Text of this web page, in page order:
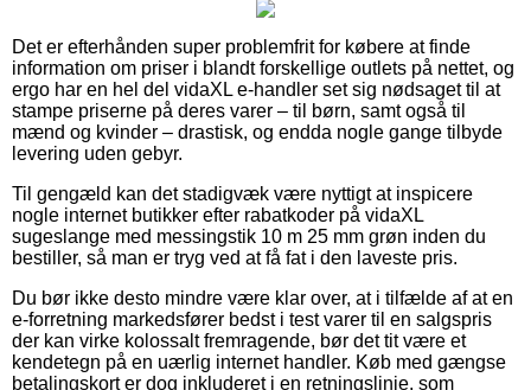
Det er efterhånden super problemfrit for købere at finde
information om priser i blandt forskellige outlets på nettet, og
ergo har en hel del vidaXL e-handler set sig nødsaget til at
stampe priserne på deres varer – til børn, samt også til
mænd og kvinder – drastisk, og endda nogle gange tilbyde
levering uden gebyr.
Til gengæld kan det stadigvæk være nyttigt at inspicere
nogle internet butikker efter rabatkoder på vidaXL
sugeslange med messingstik 10 m 25 mm grøn inden du
bestiller, så man er tryg ved at få fat i den laveste pris.
Du bør ikke desto mindre være klar over, at i tilfælde af at en
e-forretning markedsfører bedst i test varer til en salgspris
der kan virke kolossalt fremragende, bør det tit være et
kendetegn på en uærlig internet handler. Køb med gængse
betalingskort er dog inkluderet i en retningslinje, som